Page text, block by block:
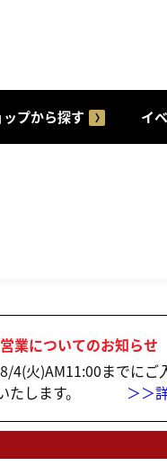
ップから探す イ
業についてのお知らせ
4(火)AM11:00までに
いたします。 ＞＞